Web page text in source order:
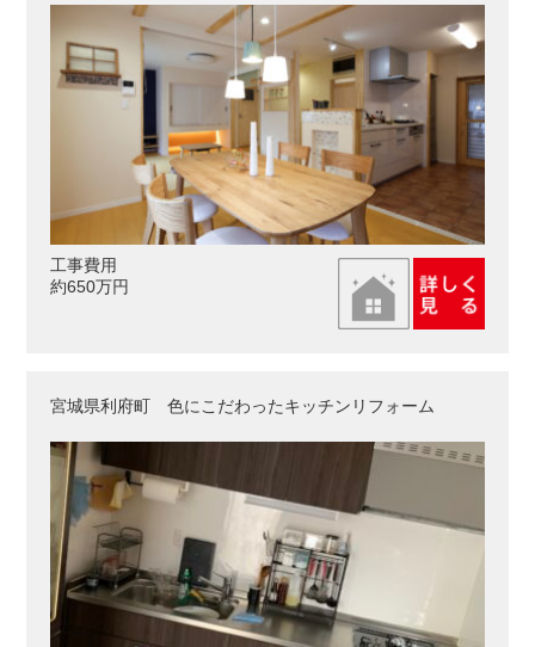
工事費用
約650万円
宮城県利府町 色にこだわったキッチンリフォーム